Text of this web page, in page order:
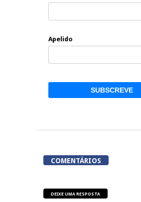
Apelido
COMENTÁRIOS
DEIXE UMA RESPOSTA